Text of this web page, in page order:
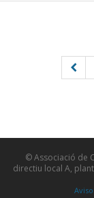
© Associació de
directiu local A,